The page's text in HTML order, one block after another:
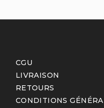
CGU
LIVRAISON
RETOURS
CONDITIONS